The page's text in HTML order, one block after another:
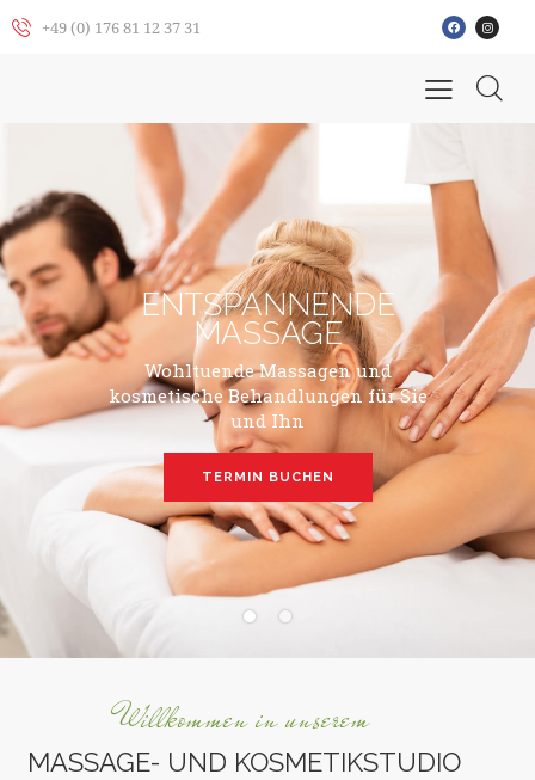
+49 (0) 176 81 12 37 31
ENTSPANNENDE
MASSAGE
Wohltuende Massagen und
kosmetische Behandlungen für Sie
und Ihn
TERMIN BUCHEN
Willkommen in unserem
MASSAGE- UND KOSMETIKSTUDIO